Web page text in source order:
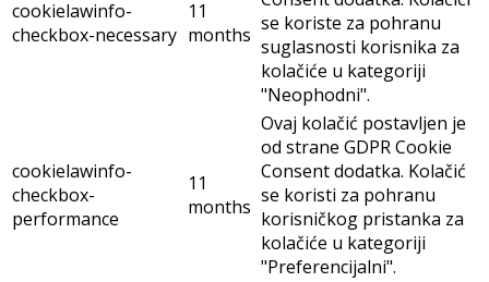
cookielawinfo-
checkbox-necessary
11
months se koriste za pohranu
suglasnosti korisnika za
kolačiće u kategoriji
"Neophodni".
cookielawinfo-
checkbox-
performance
11
months
Ovaj kolačić postavljen je
od strane GDPR Cookie
Consent dodatka. Kolačić
se koristi za pohranu
korisničkog pristanka za
kolačiće u kategoriji
"Preferencijalni".